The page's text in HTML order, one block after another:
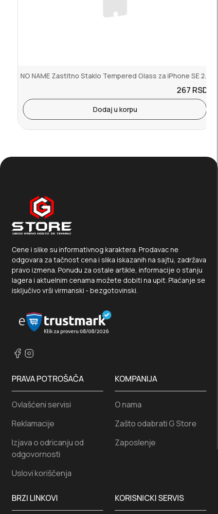
NO NAME Zastitno Staklo Tempered Glass za iPhone SE 20202022
267 RSD.
Dodaj u korpu
Cene i slike su informativnog karaktera. Prodavac ne
odgovara za tačnost cena i slika iskazanih na sajtu, zadržava
pravo izmena. Ponudu za ostale artikle, informacije o stanju
lagera i aktuelnim cenama možete dobiti na upit. Plaćanje se
isključivo vrši virmanski - bezgotovinski.
KORISNICKI SERVIS
PRAVA POTROŠAČA
Ovlašćeni servisi
Reklamacije
Izjava o odricanju od
odgovornosti
Uslovi koriščenja
KOMPANIJA
O nama
Zašto odabrati G Store
Zaposlenje
BRZI LINKOVI